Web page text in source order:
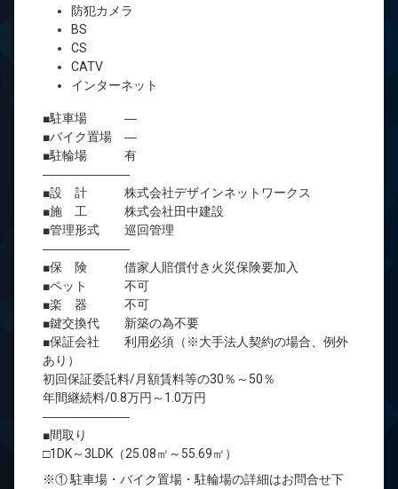
防犯カメラ
BS
CS
CATV
インターネット
■駐車場 ―
■バイク置場 ―
■駐輪場 有
―――――――
■設 計 株式会社デザインネットワークス
■施 工 株式会社田中建設
■管理形式 巡回管理
―――――――
■保 険 借家人賠償付き火災保険要加入
■ペット 不可
■楽 器 不可
■鍵交換代 新築の為不要
■保証会社 利用必須（※大手法人契約の場合、例外
あり）
初回保証委託料/月額賃料等の30％～50％
年間継続料/0.8万円～1.0万円
―――――――
■間取り
□1DK～3LDK（25.08㎡～55.69㎡）
※① 駐車場・バイク置場・駐輪場の詳細はお問合せ下